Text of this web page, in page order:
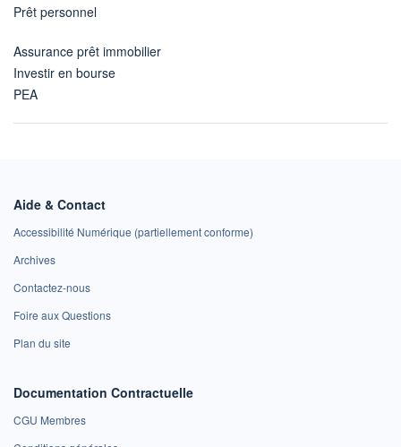
Prêt personnel
Assurance prêt immobilier
Investir en bourse
PEA
Aide & Contact
Accessibilité Numérique (partiellement conforme)
Archives
Contactez-nous
Foire aux Questions
Plan du site
Documentation Contractuelle
CGU Membres